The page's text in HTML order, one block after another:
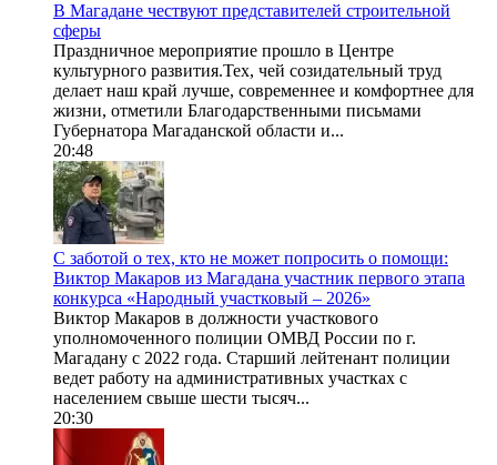
В Магадане чествуют представителей строительной
сферы
Праздничное мероприятие прошло в Центре
культурного развития.Тех, чей созидательный труд
делает наш край лучше, современнее и комфортнее для
жизни, отметили Благодарственными письмами
Губернатора Магаданской области и...
20:48
С заботой о тех, кто не может попросить о помощи:
Виктор Макаров из Магадана участник первого этапа
конкурса «Народный участковый – 2026»
Виктор Макаров в должности участкового
уполномоченного полиции ОМВД России по г.
Магадану с 2022 года. Старший лейтенант полиции
ведет работу на административных участках с
населением свыше шести тысяч...
20:30